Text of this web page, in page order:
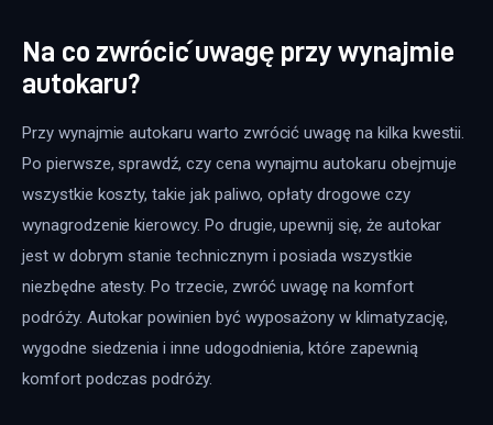
Na co zwrócić uwagę przy wynajmie
autokaru?
Przy wynajmie autokaru warto zwrócić uwagę na kilka kwestii.
Po pierwsze, sprawdź, czy cena wynajmu autokaru obejmuje
wszystkie koszty, takie jak paliwo, opłaty drogowe czy
wynagrodzenie kierowcy. Po drugie, upewnij się, że autokar
jest w dobrym stanie technicznym i posiada wszystkie
niezbędne atesty. Po trzecie, zwróć uwagę na komfort
podróży. Autokar powinien być wyposażony w klimatyzację,
wygodne siedzenia i inne udogodnienia, które zapewnią
komfort podczas podróży.